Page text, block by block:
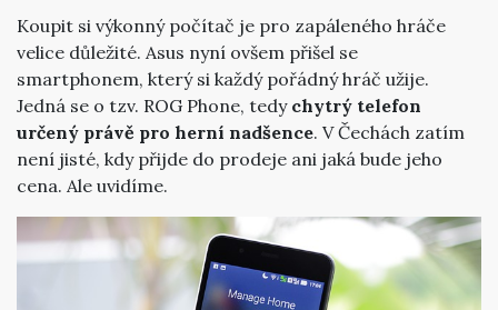
Koupit si výkonný počítač je pro zapáleného hráče
velice důležité. Asus nyní ovšem přišel se
smartphonem, který si každý pořádný hráč užije.
Jedná se o tzv. ROG Phone, tedy chytrý telefon
určený právě pro herní nadšence. V Čechách zatím
není jisté, kdy přijde do prodeje ani jaká bude jeho
cena. Ale uvidíme.